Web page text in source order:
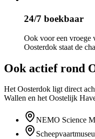
24/7 boekbaar
Ook voor een vroege
Oosterdok staat de
Ook actief rond
Het Oosterdok ligt direct
Wallen en het Oostelijk
NEMO Science